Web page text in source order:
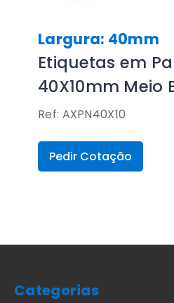
Largura: 40mm
Etiquetas em
40X10mm Meio
Ref: AXPN40X10
Pedir Cotação
Categorias